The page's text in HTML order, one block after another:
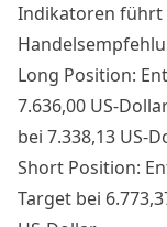
Indikatoren führt
Long Position:
7.636,00 US-
bei 7.338,13 US-
Short Position:
Target bei